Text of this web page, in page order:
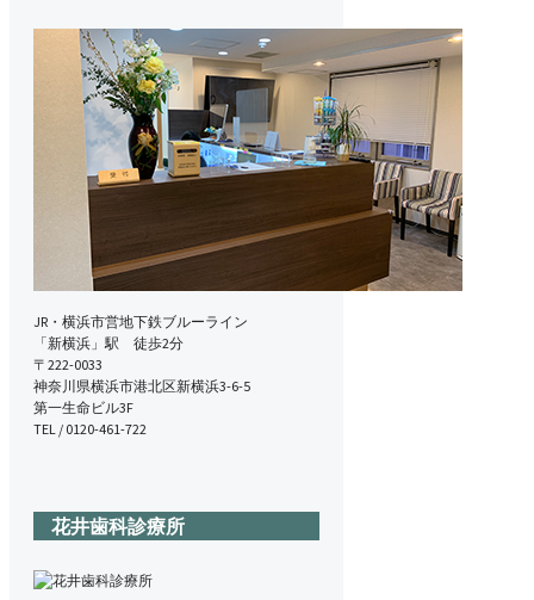
JR・横浜市営地下鉄ブルーライン
「新横浜」駅 徒歩2分
〒222-0033
神奈川県横浜市港北区新横浜3-6-5
第一生命ビル3F
TEL / 0120-461-722
花井歯科診療所